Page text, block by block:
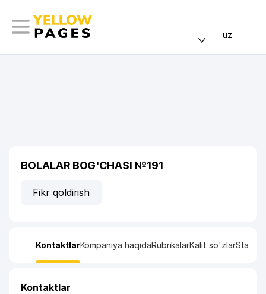
uz
BOLALAR BOG'CHASI №191
Fikr qoldirish
KontaktlarKompaniya haqidaRubrikalarKalit so'zlar
Kontaktlar